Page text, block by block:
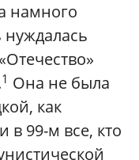
намного
нуждалась
1 Она не была
как
в 99-м все, кто